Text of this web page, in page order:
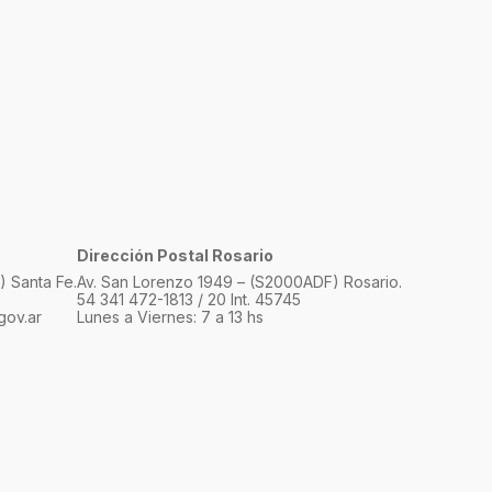
Santa Fe.
Dirección Postal Rosario
Av. San Lorenzo 1949 – (S2000ADF) Rosario.
54 341 472-1813 / 20 Int. 45745
Lunes a Viernes: 7 a 13 hs